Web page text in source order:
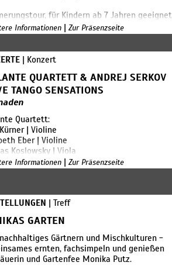
für Kindern ab 7 Jahren geeignet
Schuhwerk wird empfohlen
52222 (Mo - Fr 09:00-15:00) oder
€5,- pro Person
Informationen | Zur Präsenzseite
| Konzert
QUARTETT & ANDREJ SERKOV
TANGO SENSATIONS
Quartett:
| Violine
Eber | Violine
Koslowsky | Viola
| Violoncello
Serkov | Bandoneon
Quartett und der ukrainische
Spieler Andrej Serkov unternehmen
Es erklingen Originalwerke des
Meisters sowie eigens für diese
arrangierte Stücke rund um das
das Piazzollas Lieblingsinstrument
Informationen | Zur Präsenzseite
| Treff
GARTEN
Gärtnern und Mischkulturen -
ernten, fachsimpeln und genießen
und Gartenfee Monika Putz.